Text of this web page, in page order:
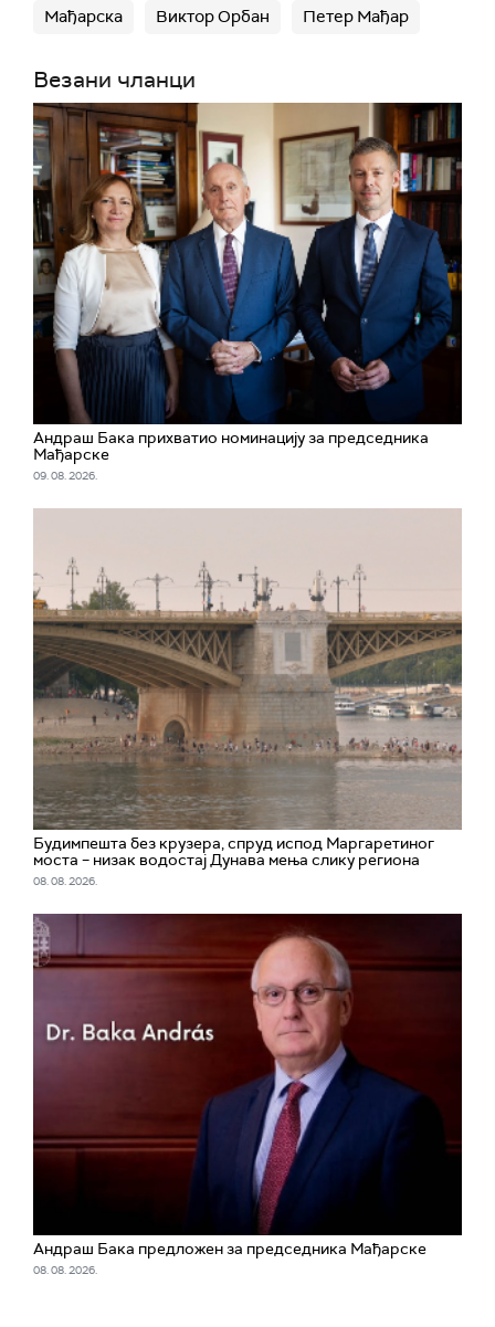
Мађарска Виктор Орбан Петер Мађар
Везани чланци
Андраш Бака прихватио номинацију за председника
Мађарске
09. 08. 2026.
Будимпешта без крузера, спруд испод Маргаретиног
моста – низак водостај Дунава мења слику региона
08. 08. 2026.
Андраш Бакa предложен за председника Мађарске
08. 08. 2026.